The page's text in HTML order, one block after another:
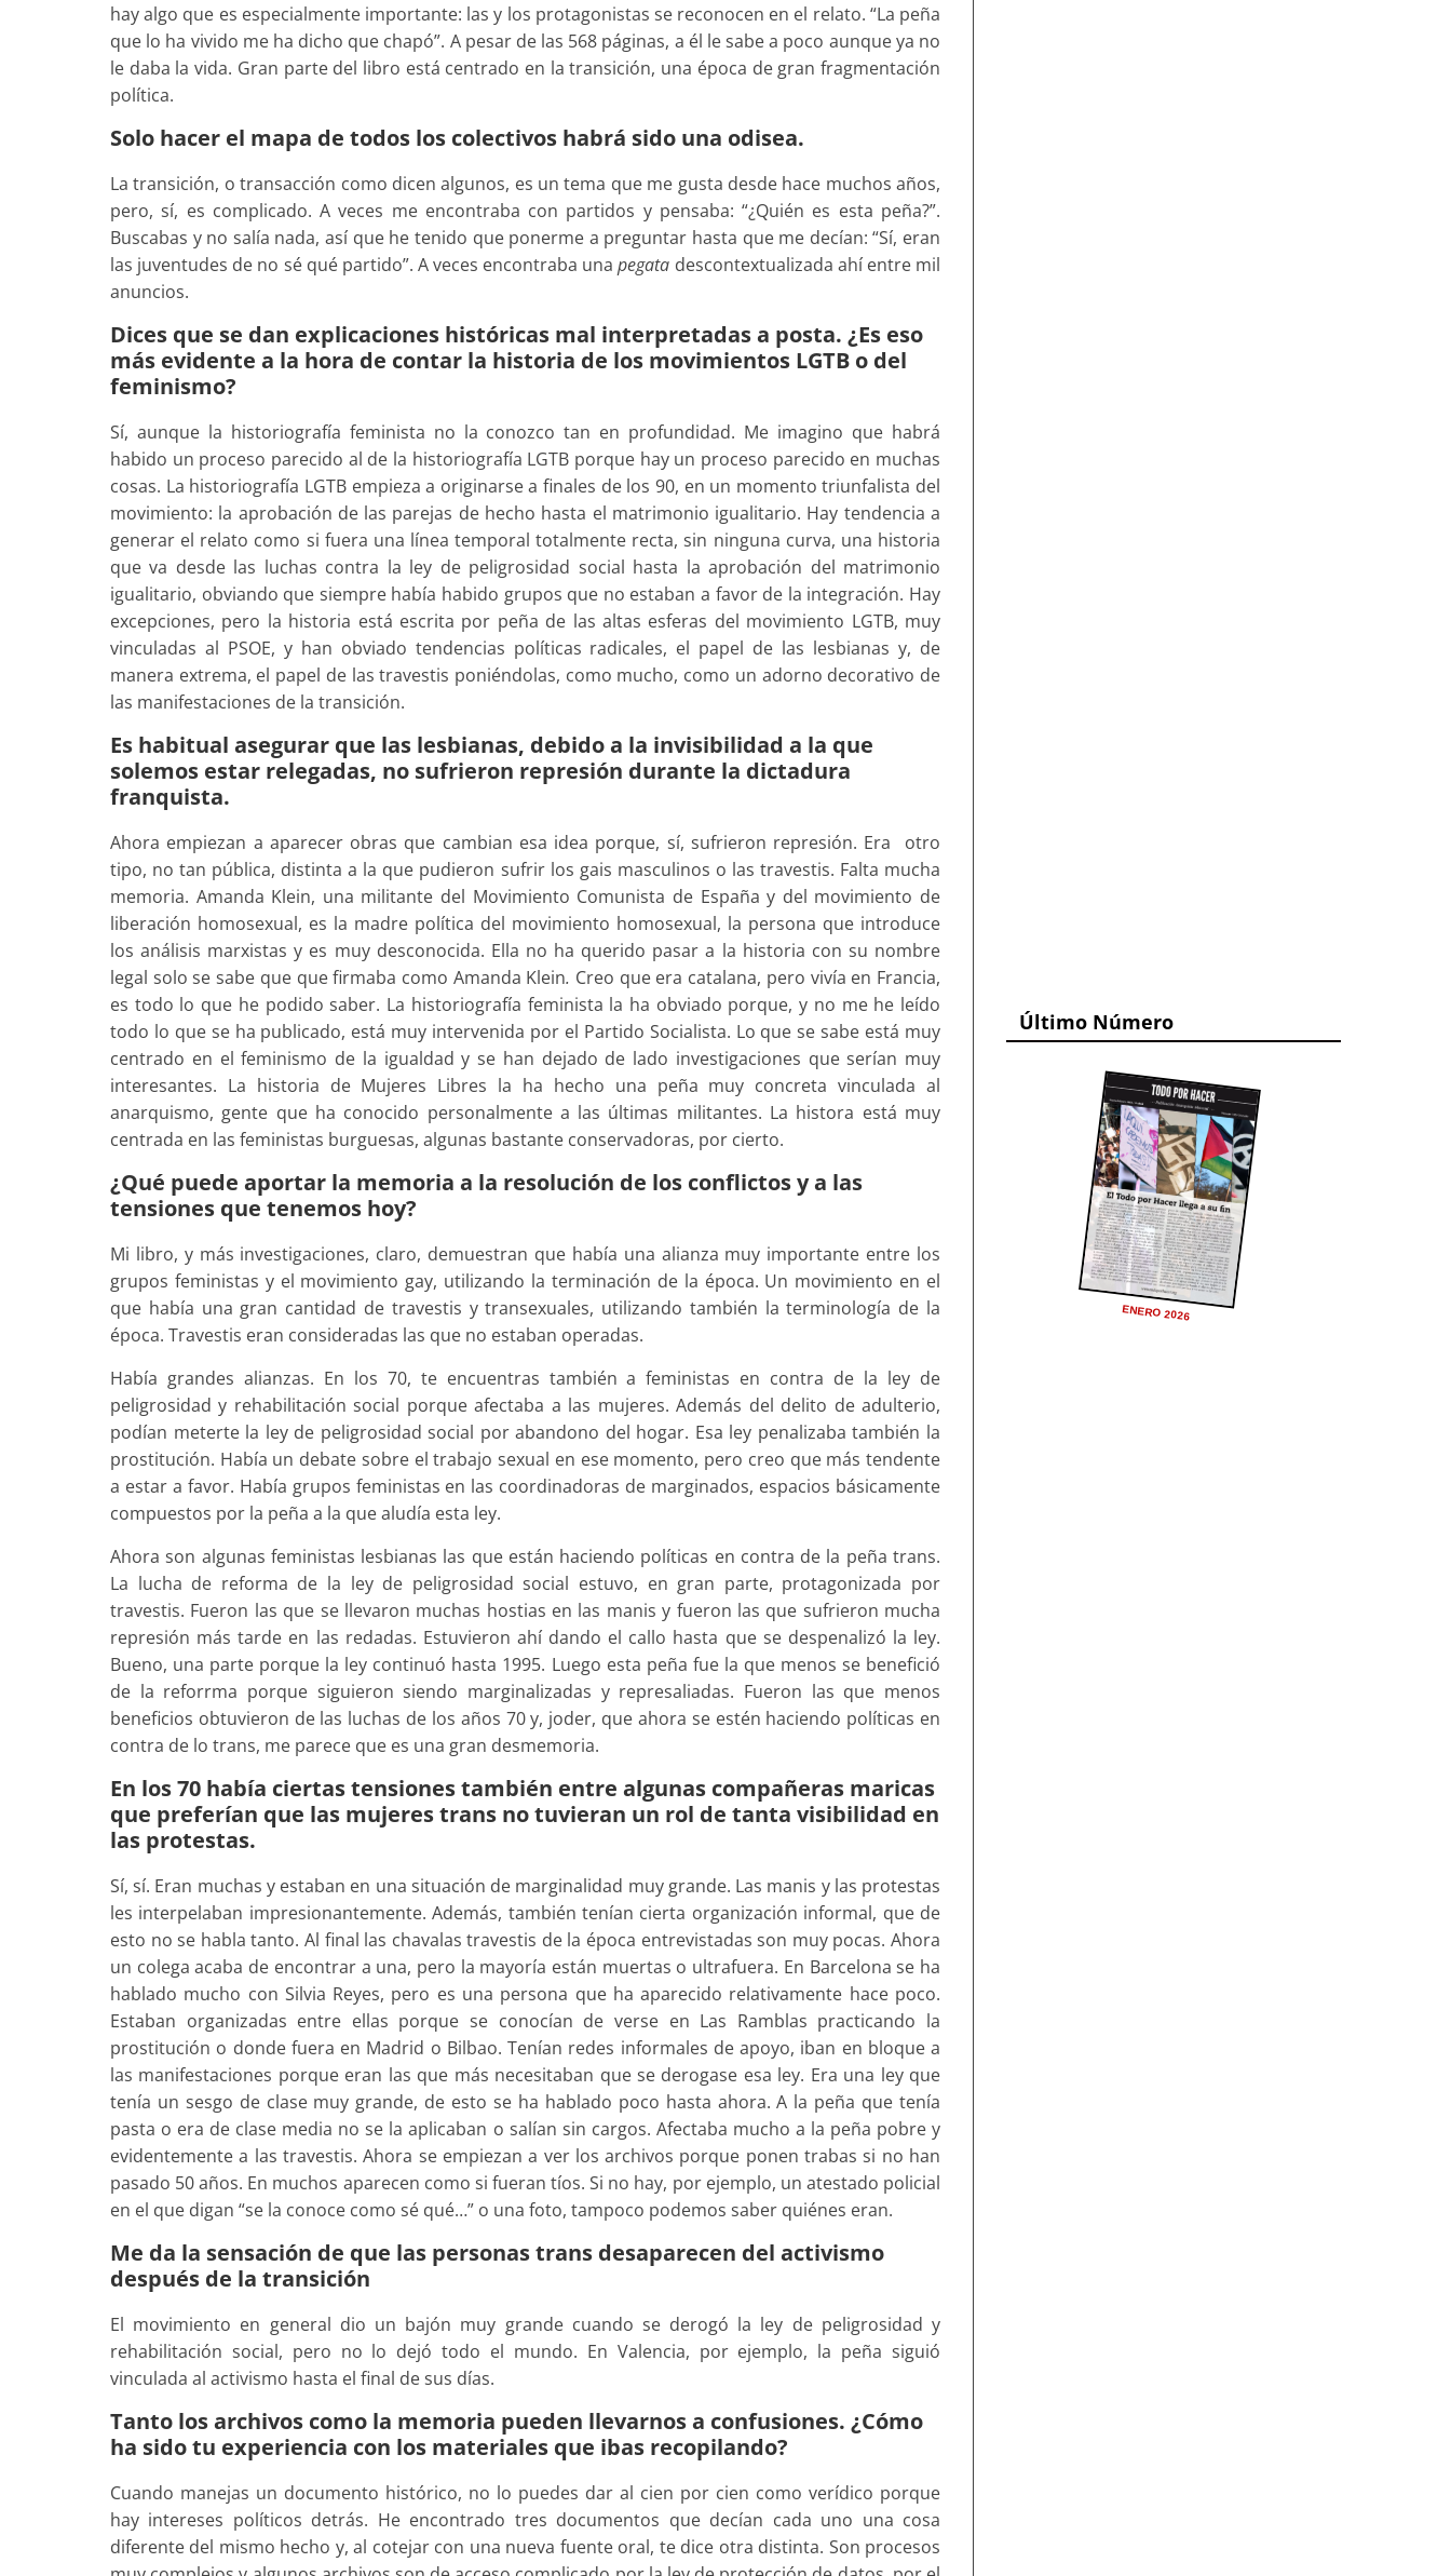
hay algo que es especialmente importante: las y los protagonistas se reconocen en el relato. “La peña
que lo ha vivido me ha dicho que chapó”. A pesar de las 568 páginas, a él le sabe a poco aunque ya no
le daba la vida. Gran parte del libro está centrado en la transición, una época de gran fragmentación
política.
Solo hacer el mapa de todos los colectivos habrá sido una odisea.
La transición, o transacción como dicen algunos, es un tema que me gusta desde hace muchos años,
pero, sí, es complicado. A veces me encontraba con partidos y pensaba: “¿Quién es esta peña?”.
Buscabas y no salía nada, así que he tenido que ponerme a preguntar hasta que me decían: “Sí, eran
las juventudes de no sé qué partido”. A veces encontraba unapegata descontextualizada ahí entre mil
anuncios.
Dices que se dan explicaciones históricas mal interpretadas a posta. ¿Es eso
más evidente a la hora de contar la historia de los movimientos LGTB o del
feminismo?
Sí, aunque la historiografía feminista no la conozco tan en profundidad. Me imagino que habrá
habido un proceso parecido al de la historiografía LGTB porque hay un proceso parecido en muchas
cosas. La historiografía LGTB empieza a originarse a finales de los 90, en un momento triunfalista del
movimiento: la aprobación de las parejas de hecho hasta el matrimonio igualitario. Hay tendencia a
generar el relato como si fuera una línea temporal totalmente recta, sin ninguna curva, una historia
que va desde las luchas contra la ley de peligrosidad social hasta la aprobación del matrimonio
igualitario, obviando que siempre había habido grupos que no estaban a favor de la integración. Hay
excepciones, pero la historia está escrita por peña de las altas esferas del movimiento LGTB, muy
vinculadas al PSOE, y han obviado tendencias políticas radicales, el papel de las lesbianas y, de
manera extrema, el papel de las travestis poniéndolas, como mucho, como un adorno decorativo de
las manifestaciones de la transición.
Es habitual asegurar que las lesbianas, debido a la invisibilidad a la que
solemos estar relegadas, no sufrieron represión durante la dictadura
franquista.
Ahora empiezan a aparecer obras que cambian esa idea porque, sí, sufrieron represión. Era otro
tipo, no tan pública, distinta a la que pudieron sufrir los gais masculinos o las travestis. Falta mucha
memoria. Amanda Klein, una militante del Movimiento Comunista de España y del movimiento de
liberación homosexual, es la madre política del movimiento homosexual, la persona que introduce
los análisis marxistas y es muy desconocida. Ella no ha querido pasar a la historia con su nombre
legal solo se sabe que que firmaba como Amanda Klein. Creo que era catalana, pero vivía en Francia,
es todo lo que he podido saber. La historiografía feminista la ha obviado porque, y no me he leído
todo lo que se ha publicado, está muy intervenida por el Partido Socialista. Lo que se sabe está muy
centrado en el feminismo de la igualdad y se han dejado de lado investigaciones que serían muy
interesantes. La historia de Mujeres Libres la ha hecho una peña muy concreta vinculada al
anarquismo, gente que ha conocido personalmente a las últimas militantes. La histora está muy
centrada en las feministas burguesas, algunas bastante conservadoras, por cierto.
¿Qué puede aportar la memoria a la resolución de los conflictos y a las
tensiones que tenemos hoy?
Mi libro, y más investigaciones, claro, demuestran que había una alianza muy importante entre los
grupos feministas y el movimiento gay, utilizando la terminación de la época. Un movimiento en el
que había una gran cantidad de travestis y transexuales, utilizando también la terminología de la
época. Travestis eran consideradas las que no estaban operadas.
Había grandes alianzas. En los 70, te encuentras también a feministas en contra de la ley de
peligrosidad y rehabilitación social porque afectaba a las mujeres. Además del delito de adulterio,
podían meterte la ley de peligrosidad social por abandono del hogar. Esa ley penalizaba también la
prostitución. Había un debate sobre el trabajo sexual en ese momento, pero creo que más tendente
a estar a favor. Había grupos feministas en las coordinadoras de marginados, espacios básicamente
compuestos por la peña a la que aludía esta ley.
Ahora son algunas feministas lesbianas las que están haciendo políticas en contra de la peña trans.
La lucha de reforma de la ley de peligrosidad social estuvo, en gran parte, protagonizada por
travestis. Fueron las que se llevaron muchas hostias en las manis y fueron las que sufrieron mucha
represión más tarde en las redadas. Estuvieron ahí dando el callo hasta que se despenalizó la ley.
Bueno, una parte porque la ley continuó hasta 1995. Luego esta peña fue la que menos se benefició
de la reforrma porque siguieron siendo marginalizadas y represaliadas. Fueron las que menos
beneficios obtuvieron de las luchas de los años 70 y, joder, que ahora se estén haciendo políticas en
contra de lo trans, me parece que es una gran desmemoria.
En los 70 había ciertas tensiones también entre algunas compañeras maricas
que preferían que las mujeres trans no tuvieran un rol de tanta visibilidad en
las protestas.
Sí, sí. Eran muchas y estaban en una situación de marginalidad muy grande. Las manis y las protestas
les interpelaban impresionantemente. Además, también tenían cierta organización informal, que de
esto no se habla tanto. Al final las chavalas travestis de la época entrevistadas son muy pocas. Ahora
un colega acaba de encontrar a una, pero la mayoría están muertas o ultrafuera. En Barcelona se ha
hablado mucho con Silvia Reyes, pero es una persona que ha aparecido relativamente hace poco.
Estaban organizadas entre ellas porque se conocían de verse en Las Ramblas practicando la
prostitución o donde fuera en Madrid o Bilbao. Tenían redes informales de apoyo, iban en bloque a
las manifestaciones porque eran las que más necesitaban que se derogase esa ley. Era una ley que
tenía un sesgo de clase muy grande, de esto se ha hablado poco hasta ahora. A la peña que tenía
pasta o era de clase media no se la aplicaban o salían sin cargos. Afectaba mucho a la peña pobre y
evidentemente a las travestis. Ahora se empiezan a ver los archivos porque ponen trabas si no han
pasado 50 años. En muchos aparecen como si fueran tíos. Si no hay, por ejemplo, un atestado policial
en el que digan “se la conoce como sé qué…” o una foto, tampoco podemos saber quiénes eran.
Me da la sensación de que las personas trans desaparecen del activismo
después de la transición
El movimiento en general dio un bajón muy grande cuando se derogó la ley de peligrosidad y
rehabilitación social, pero no lo dejó todo el mundo. En Valencia, por ejemplo, la peña siguió
vinculada al activismo hasta el final de sus días.
Tanto los archivos como la memoria pueden llevarnos a confusiones. ¿Cómo
ha sido tu experiencia con los materiales que ibas recopilando?
Cuando manejas un documento histórico, no lo puedes dar al cien por cien como verídico porque
hay intereses políticos detrás. He encontrado tres documentos que decían cada uno una cosa
diferente del mismo hecho y, al cotejar con una nueva fuente oral, te dice otra distinta. Son procesos
Último Número
ENERO 2026